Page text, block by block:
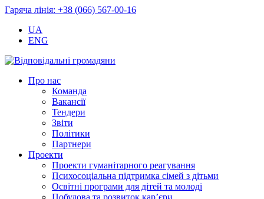
Гаряча лінія: +38 (066) 567-00-16
UA
ENG
Про нас
Команда
Вакансії
Тендери
Звіти
Політики
Партнери
Проекти
Проекти гуманітарного реагування
Психосоціальна підтримка сімей з дітьми
Освітні програми для дітей та молоді
Побудова та розвиток кар’єри